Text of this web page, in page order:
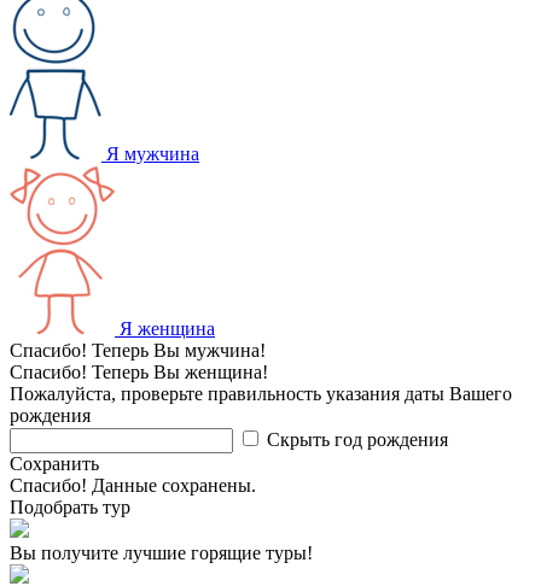
Я мужчина
Я женщина
Спасибо! Теперь Вы мужчина!
Спасибо! Теперь Вы женщина!
Пожалуйста, проверьте правильность указания даты Вашего
рождения
Скрыть год рождения
Сохранить
Спасибо! Данные сохранены.
Подобрать тур
Вы получите лучшие горящие туры!